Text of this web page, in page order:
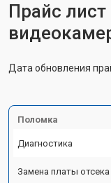
Прайс
Дата обновления
Поломка
Диагностика
Замена платы